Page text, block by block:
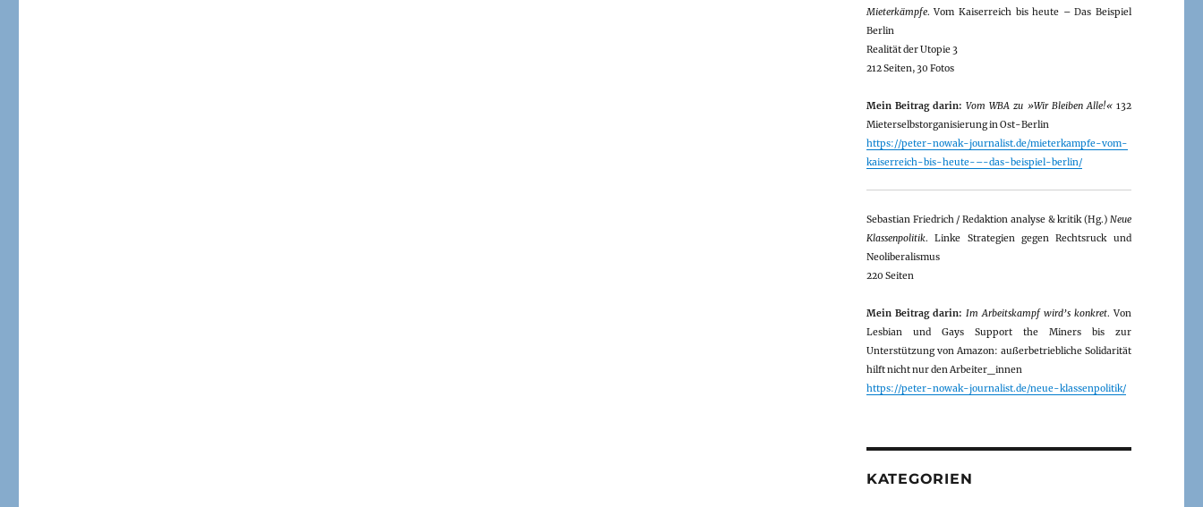
Mieterkämpfe. Vom Kaiserreich bis heute – Das Beispiel
Berlin
Realität der Utopie 3
212 Seiten, 30 Fotos
Mein Beitrag darin: Vom WBA zu »Wir Bleiben Alle!«132
Mieterselbstorganisierung in Ost-Berlin
https://peter-nowak-journalist.de/mieterkampfe-vom-
kaiserreich-bis-heute-–-das-beispiel-berlin/
Sebastian Friedrich / Redaktion analyse & kritik (Hg.) Neue
Klassenpolitik. Linke Strategien gegen Rechtsruck und
Neoliberalismus
220 Seiten
Mein Beitrag darin: Im Arbeitskampf wird’s konkret. Von
Lesbian und Gays Support the Miners bis zur
Unterstützung von Amazon: außerbetriebliche Solidarität
hilft nicht nur den Arbeiter_innen
https://peter-nowak-journalist.de/neue-klassenpolitik/
KATEGORIEN